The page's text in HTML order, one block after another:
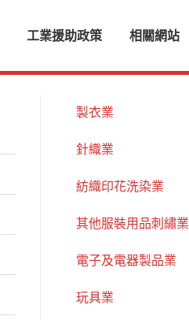
工業援助政策 相關網站
製衣業
針織業
紡織印花洗染業
其他服裝用品刺繡業
電子及電器製品業
玩具業